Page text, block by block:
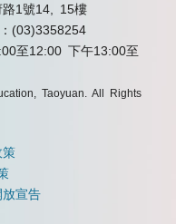
1號14, 15樓
(03)3358254
至12:00 下午13:00至
Taoyuan. All Rights
策
宣告